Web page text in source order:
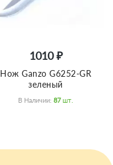
1010 ₽
Нож Ganzo G6252-GR
зеленый
В Наличии: 87 Шт.